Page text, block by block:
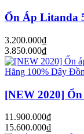
Ổn Áp Litanda
3.200.000₫
3.850.000₫
[NEW 2020]
11.900.000₫
15.600.000₫